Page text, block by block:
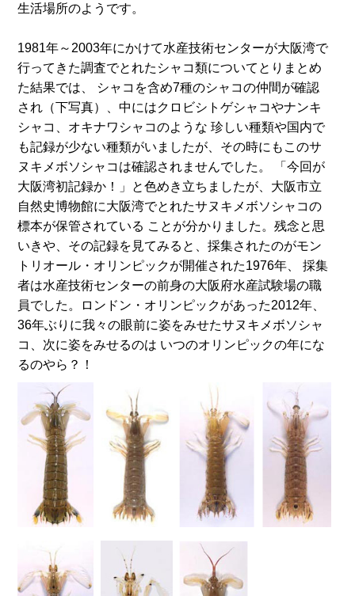
生活場所のようです。
1981年～2003年にかけて水産技術センターが大阪湾で
行ってきた調査でとれたシャコ類についてとりまとめ
た結果では、 シャコを含め7種のシャコの仲間が確認
され（下写真）、中にはクロビシトゲシャコやナンキ
シャコ、オキナワシャコのような 珍しい種類や国内で
も記録が少ない種類がいましたが、その時にもこのサ
ヌキメボソシャコは確認されませんでした。 「今回が
大阪湾初記録か！」と色めき立ちましたが、大阪市立
自然史博物館に大阪湾でとれたサヌキメボソシャコの
標本が保管されている ことが分かりました。残念と思
いきや、その記録を見てみると、採集されたのがモン
トリオール・オリンピックが開催された1976年、 採集
者は水産技術センターの前身の大阪府水産試験場の職
員でした。ロンドン・オリンピックがあった2012年、
36年ぶりに我々の眼前に姿をみせたサヌキメボソシャ
コ、次に姿をみせるのは いつのオリンピックの年にな
るのやら？！